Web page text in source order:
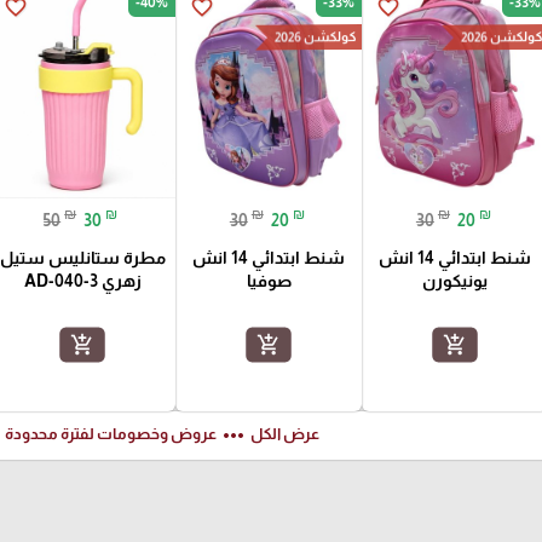
favorite_border
كولكشن 2026
30 ₪ 20 ₪
شنط ابتدائي 14 انش
يونيكورن
add_shopping_cart
favorite_border
كولكشن 2026
30 ₪ 20 ₪
شنط ابتدائي 14 انش
صوفيا
add_shopping_cart
favorite_border
50 ₪ 30 ₪
مطرة ستانليس ستيل
زهري AD-040-3
add_shopping_cart
عرض الكل more_horiz عروض وخصومات لفترة محدودة